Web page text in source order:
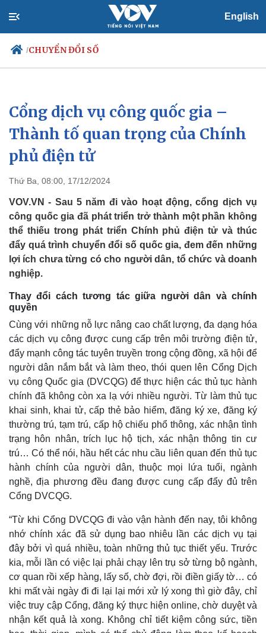
English
/CHUYỂN ĐỔI SỐ
Chính trị
Đảng
Tổ chức nhân sự
Quốc hội
Nhận diện sự thật
Xã hội
Dự báo thời tiết
Cổng dịch vụ công quốc gia –
Thành tố quan trọng của Chính
phủ điện tử
Thứ Ba, 08:00, 17/12/2024
VOV.VN - Sau 5 năm đi vào hoạt động, cổng dịch vụ
công quốc gia đã phát triển trở thành một phần không
thể thiếu trong phát triển Chính phủ điện tử và thúc
đẩy quá trình chuyển đổi số quốc gia, đem đến những
lợi ích chưa từng có cho người dân, tổ chức và doanh
nghiệp.
Thay đổi cách tương tác giữa người dân và chính
quyền
Cùng với những nỗ lực nâng cao chất lượng, đa dạng hóa
các dịch vụ công được cung cấp trên môi trường điện tử,
đẩy mạnh công tác tuyên truyền trong cộng đồng, xã hội để
người dân nắm bắt và làm theo, thói quen lên Cổng Dịch
vụ công Quốc gia (DVCQG) để thực hiện các thủ tục hành
chính đã không còn xa lạ với nhiều người. Từ làm thủ tục
khai sinh, khai tử, cấp thẻ bảo hiểm, đăng ký xe, đăng ký
thường trú, tạm trú, cấp hộ chiếu phổ thông, xác nhận tình
trạng hôn nhân, trích lục hộ tịch, xác nhận thông tin cư
trú… Có thể nói, hầu hết các nhu cầu liên quan đến thủ tục
hành chính của người dân, thuộc mọi lứa tuổi, ngành
nghề, địa phương đều đang được cung cấp đẩy đủ trên
Cổng DVCQG.
“Từ khi Cổng DVCQG đi vào vận hành đến nay, tôi không
nhớ chính xác đã sử dụng bao nhiêu lần các dịch vụ tại
đây bởi vì quá nhiều, toàn những thủ tục thiết yếu. Trước
kia, mỗi lần có việc lại phải chạy lên trụ sở từng bộ ngành,
cơ quan rồi xếp hàng, lấy số, chờ đợi, rồi điền giấy tờ… có
khi mất vài ngày đi đi lại lại mới xử lý xong thì giờ đây, chỉ
việc truy cập Cổng, đăng ký thực hiện online, chờ duyệt và
nhận kết quả là xong. Không chỉ tiết kiệm công sức, tiền